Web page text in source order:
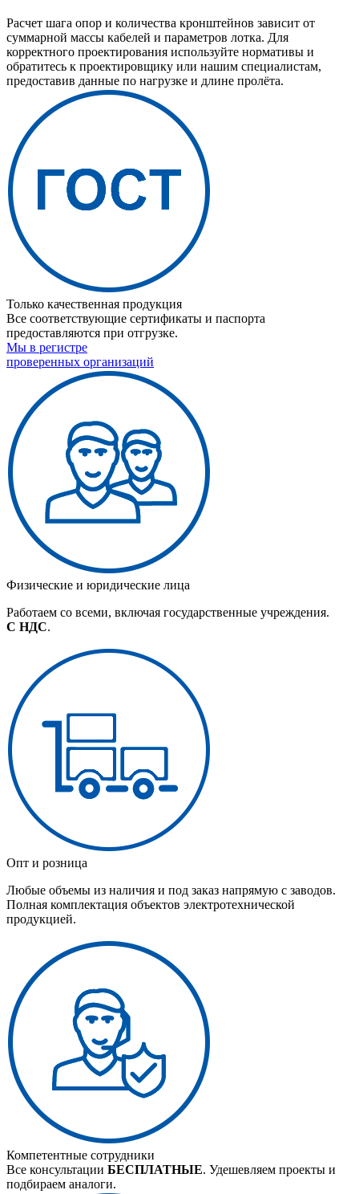
Расчет шага опор и количества кронштейнов зависит от
суммарной массы кабелей и параметров лотка. Для
корректного проектирования используйте нормативы и
обратитесь к проектировщику или нашим специалистам,
предоставив данные по нагрузке и длине пролёта.
Только качественная продукция
Все соответствующие сертификаты и паспорта
предоставляются при отгрузке.
Мы в регистре
проверенных организаций
Физические и юридические лица
Работаем со всеми, включая государственные учреждения.
С НДС.
Опт и розница
Любые объемы из наличия и под заказ напрямую с заводов.
Полная комплектация объектов электротехнической
продукцией.
Компетентные сотрудники
Все консультации БЕСПЛАТНЫЕ. Удешевляем проекты и
подбираем аналоги.